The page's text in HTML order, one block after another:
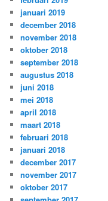
januari 2019
december 2018
november 2018
oktober 2018
september 2018
augustus 2018
juni 2018
mei 2018
april 2018
maart 2018
februari 2018
januari 2018
december 2017
november 2017
oktober 2017